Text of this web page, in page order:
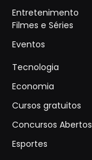
Entretenimento
Filmes e Séries
Eventos
Tecnologia
Economia
Cursos gratuitos
Concursos Abertos
Esportes